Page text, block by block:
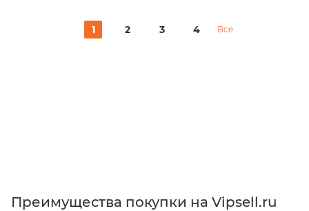
1 2 3 4 Все
Преимущества покупки на Vipsell.ru